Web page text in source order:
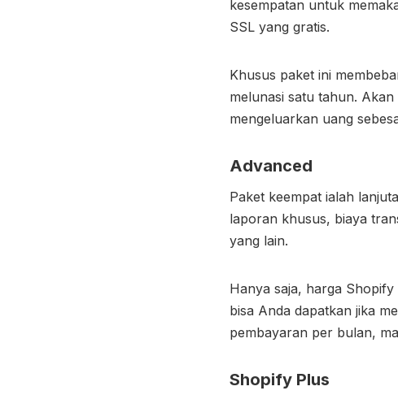
kesempatan untuk
SSL yang gratis.
Khusus paket ini
melunasi satu tahun.
mengeluarkan uang
Advanced
Paket keempat ialah
laporan khusus, biaya
yang lain.
Hanya saja, harga Shopify
bisa Anda dapatkan jika
pembayaran per bulan,
Shopify Plus